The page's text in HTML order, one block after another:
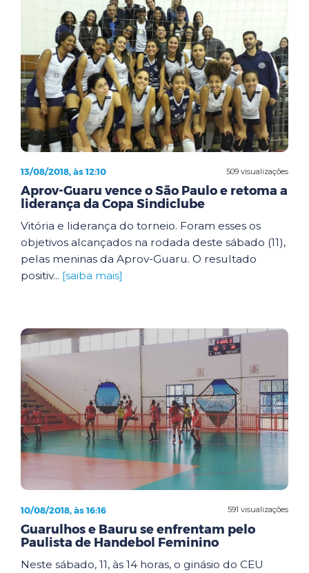
509 visualizações
13/08/2018, às 12:10
Aprov-Guaru vence o São Paulo e retoma a
liderança da Copa Sindiclube
Vitória e liderança do torneio. Foram esses os
objetivos alcançados na rodada deste sábado (11),
pelas meninas da Aprov-Guaru. O resultado
positiv... [saiba mais]
591 visualizações
10/08/2018, às 16:16
Guarulhos e Bauru se enfrentam pelo
Paulista de Handebol Feminino
Neste sábado, 11, às 14 horas, o ginásio do CEU